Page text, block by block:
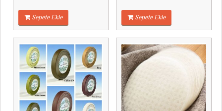
Sepete Ekle Sepete Ekle